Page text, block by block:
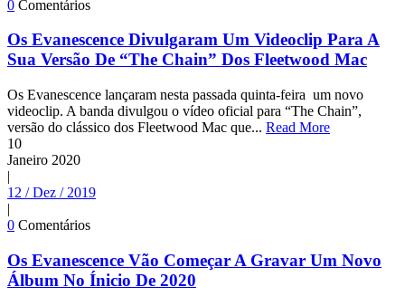
0 Comentários
Os Evanescence Divulgaram Um Videoclip Para A
Sua Versão De “The Chain” Dos Fleetwood Mac
Os Evanescence lançaram nesta passada quinta-feira um novo
videoclip. A banda divulgou o vídeo oficial para “The Chain”,
versão do clássico dos Fleetwood Mac que... Read More
10
Janeiro 2020
|
12 / Dez / 2019
|
0 Comentários
Os Evanescence Vão Começar A Gravar Um Novo
Álbum No Ínicio De 2020